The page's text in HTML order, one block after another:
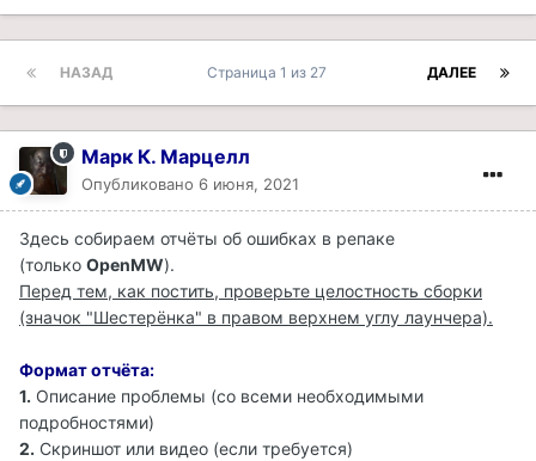
НАЗАД ДАЛЕЕ
Страница 1 из 27
Марк К. Марцелл
Опубликовано 6 июня, 2021
Здесь собираем отчёты об ошибках в репаке
(только OpenMW).
Перед тем, как постить, проверьте целостность сборки
(значок "Шестерёнка" в правом верхнем углу лаунчера).
Формат отчёта:
1. Описание проблемы (со всеми необходимыми
подробностями)
2. Скриншот или видео (если требуется)